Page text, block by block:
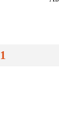
1